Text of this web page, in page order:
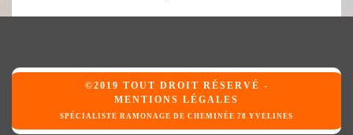
©2019 TOUT DROIT RÉSERVÉ -
MENTIONS LÉGALES
SPÉCIALISTE RAMONAGE DE CHEMINÉE 78 YVELINES